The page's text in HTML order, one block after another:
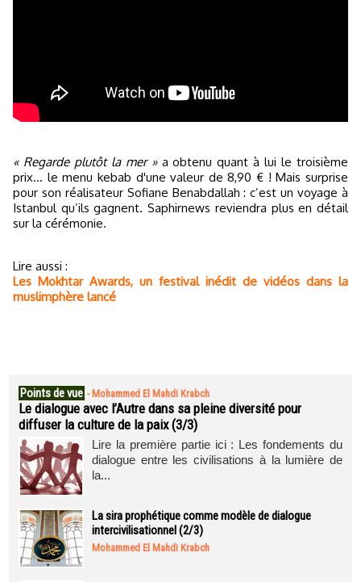
« Regarde plutôt la mer »a obtenu quant à lui le troisième
prix… le menu kebab d'une valeur de 8,90 € ! Mais surprise
pour son réalisateur Sofiane Benabdallah : c’est un voyage à
Istanbul qu’ils gagnent. Saphirnews reviendra plus en détail
sur la cérémonie.
Lire aussi :
Les Mokhtar Awards, un festival inédit de vidéos dans la
muslimphère lancé
Points de vue - Mohammed El Mahdi Krabch
Le dialogue avec l’Autre dans sa pleine diversité pour
diffuser la culture de la paix (3/3)
Lire la première partie ici : Les fondements du
dialogue entre les civilisations à la lumière de
la...
La sira prophétique comme modèle de dialogue
intercivilisationnel (2/3)
Mohammed El Mahdi Krabch